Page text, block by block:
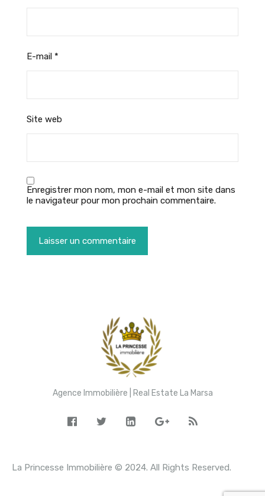
E-mail *
Site web
Enregistrer mon nom, mon e-mail et mon site dans
le navigateur pour mon prochain commentaire.
Agence Immobilière | Real Estate La Marsa
La Princesse Immobilière © 2024. All Rights Reserved.